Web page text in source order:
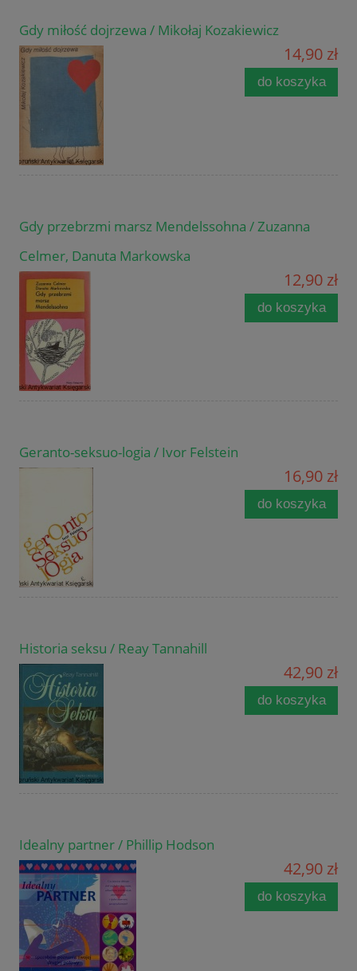
Gdy miłość dojrzewa / Mikołaj Kozakiewicz
14,90 zł
do koszyka
Gdy przebrzmi marsz Mendelssohna / Zuzanna
Celmer, Danuta Markowska
12,90 zł
do koszyka
Geranto-seksuo-logia / Ivor Felstein
16,90 zł
do koszyka
Historia seksu / Reay Tannahill
42,90 zł
do koszyka
Idealny partner / Phillip Hodson
42,90 zł
do koszyka